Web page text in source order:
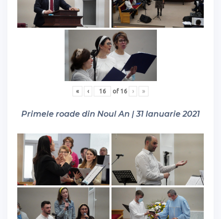
« ‹ of 16 › »
Primele roade din Noul An | 31 Ianuarie 2021